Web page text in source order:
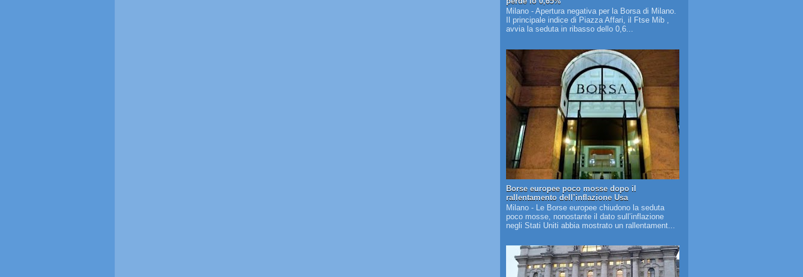
Milano - Apertura negativa per la Borsa di Milano.
Il principale indice di Piazza Affari, il Ftse Mib ,
avvia la seduta in ribasso dello 0,6...
Borse europee poco mosse dopo il
rallentamento dell’inflazione Usa
Milano - Le Borse europee chiudono la seduta
poco mosse, nonostante il dato sull’inflazione
negli Stati Uniti abbia mostrato un rallentament...